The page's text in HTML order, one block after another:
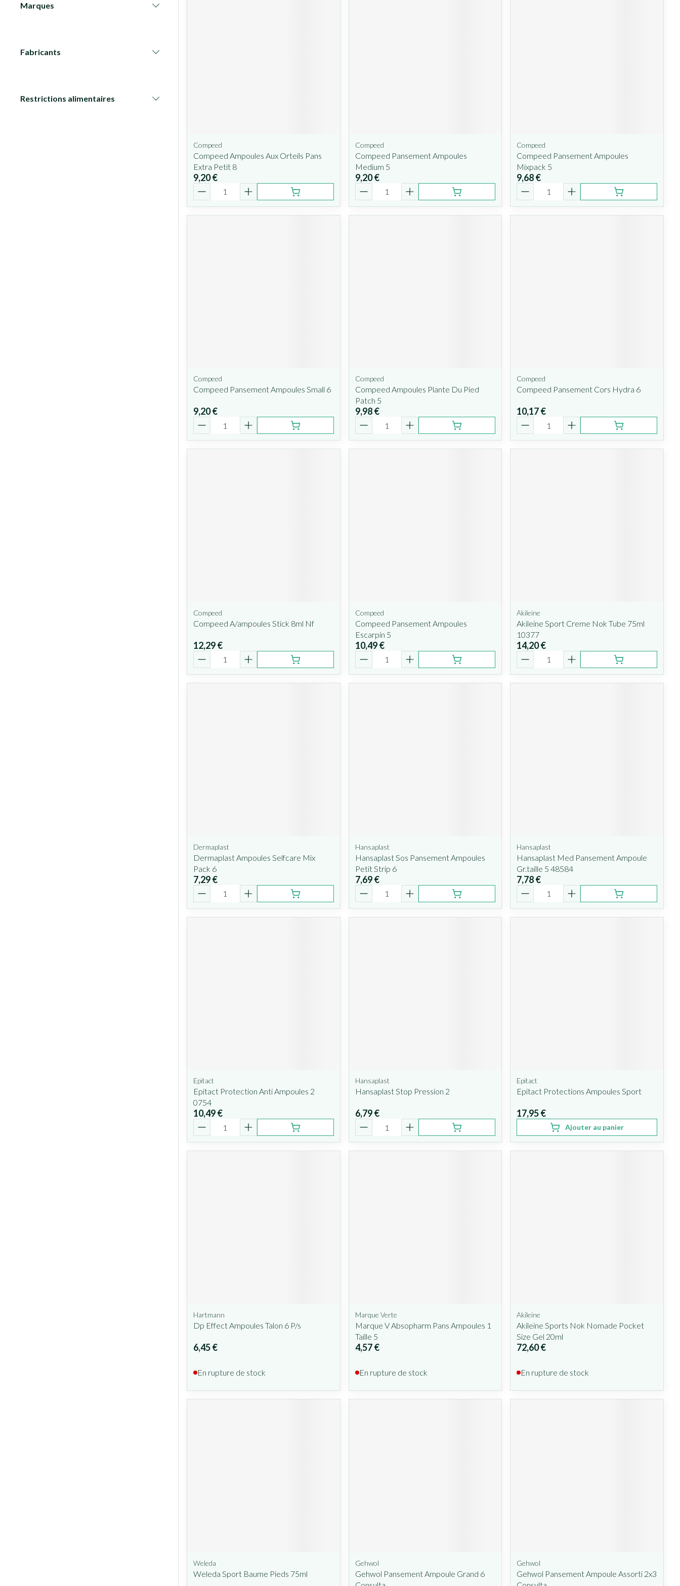
Marques
Fabricants
Restrictions alimentaires
Compeed
Compeed Ampoules Aux Orteils Pans
Extra Petit 8
9,20 €
Quantité
Compeed
Compeed Pansement Ampoules
Medium 5
9,20 €
Quantité
Compeed
Compeed Pansement Ampoules
Mixpack 5
9,68 €
Quantité
Compeed
Compeed Pansement Ampoules Small 6
9,20 €
Quantité
Compeed
Compeed Ampoules Plante Du Pied
Patch 5
9,98 €
Quantité
Compeed
Compeed Pansement Cors Hydra 6
10,17 €
Quantité
Compeed
Compeed A/ampoules Stick 8ml Nf
12,29 €
Quantité
Compeed
Compeed Pansement Ampoules
Escarpin 5
10,49 €
Quantité
Akileine
Akileine Sport Creme Nok Tube 75ml
10377
14,20 €
Quantité
Dermaplast
Dermaplast Ampoules Selfcare Mix
Pack 6
7,29 €
Quantité
Hansaplast
Hansaplast Sos Pansement Ampoules
Petit Strip 6
7,69 €
Quantité
Hansaplast
Hansaplast Med Pansement Ampoule
Gr.taille 5 48584
7,78 €
Quantité
Epitact
Epitact Protection Anti Ampoules 2
0754
10,49 €
Quantité
Hansaplast
Hansaplast Stop Pression 2
6,79 €
Quantité
Epitact
Epitact Protections Ampoules Sport
17,95 €
Ajouter au panier
Hartmann
Dp Effect Ampoules Talon 6 P/s
6,45 €
En rupture de stock
Marque Verte
Marque V Absopharm Pans Ampoules 1
Taille 5
4,57 €
En rupture de stock
Akileine
Akileine Sports Nok Nomade Pocket
Size Gel 20ml
72,60 €
En rupture de stock
Weleda
Weleda Sport Baume Pieds 75ml
Gehwol
Gehwol Pansement Ampoule Grand 6
Gehwol
Gehwol Pansement Ampoule Assorti 2x3